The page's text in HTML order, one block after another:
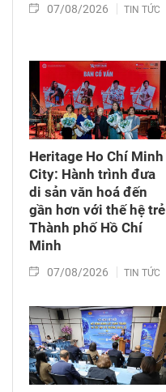
07/08/2026 TIN TỨC
Heritage Ho Chí Minh
City: Hành trình đưa
di sản văn hoá đến
gần hơn với thế hệ trẻ
Thành phố Hồ Chí
Minh
07/08/2026 TIN TỨC